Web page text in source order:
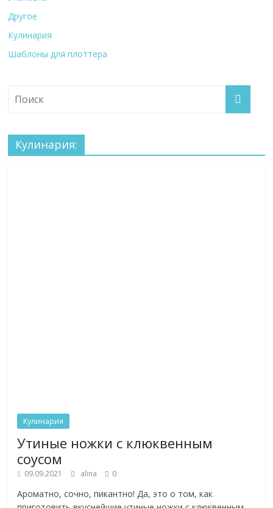
Другое
Кулинария
Шаблоны для плоттера
Кулинария:
Кулинария
Утиные ножки с клюквенным
соусом
09.09.2021 alina 0
Ароматно, сочно, пикантно! Да, это о том, как